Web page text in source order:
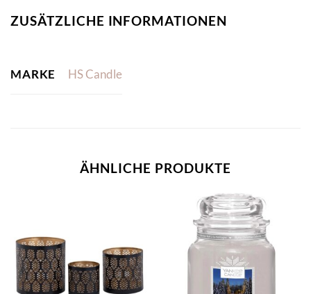
ZUSÄTZLICHE INFORMATIONEN
MARKE HS Candle
ÄHNLICHE PRODUKTE